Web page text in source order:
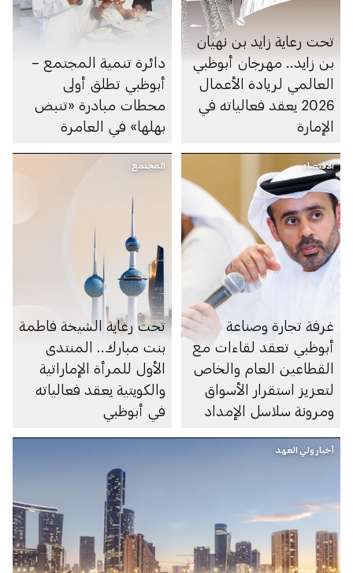
تحت رعاية زايد بن نهيان
بن زايد.. مهرجان أبوظبي
العالمي لريادة الأعمال
2026 يعقد فعالياته في
الإمارة
دائرة تنمية المجتمع –
أبوظبي تطلق أولى
محطات مبادرة «تنبض
بهلها» في العامرة
الاقتصاد
غرفة تجارة وصناعة
أبوظبي تعقد لقاءات مع
القطاعين العام والخاص
لتعزيز استقرار الأسواق
ومرونة سلاسل الإمداد
المجتمع
تحت رعاية الشيخة فاطمة
بنت مبارك.. المنتدى
الأول للمرأة الإماراتية
والكويتية يعقد فعالياته
في أبوظبي
أخبار ولي العهد